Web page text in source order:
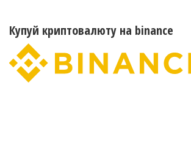
Купуй криптовалюту на binance